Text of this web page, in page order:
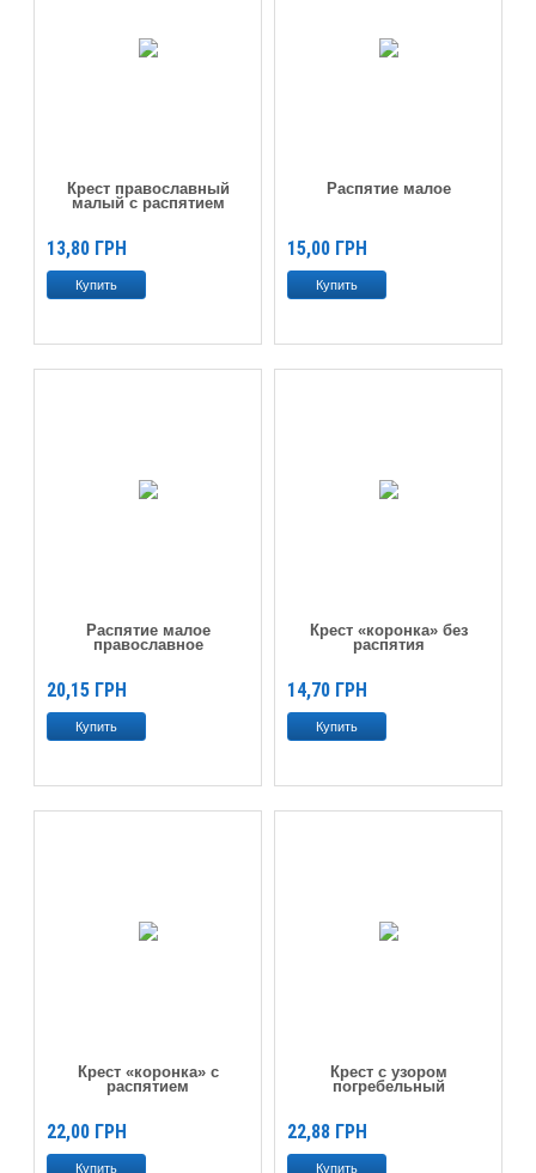
Крест православный
малый с распятием
13,80 ГРН
Распятие малое
15,00 ГРН
Распятие малое
православное
20,15 ГРН
Крест «коронка» без
распятия
14,70 ГРН
Крест «коронка» с
распятием
22,00 ГРН
Крест с узором
погребельный
22,88 ГРН